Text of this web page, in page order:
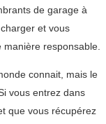
de garage à
et vous
manière responsable.
connait, mais le
vous entrez dans
que vous récupérez